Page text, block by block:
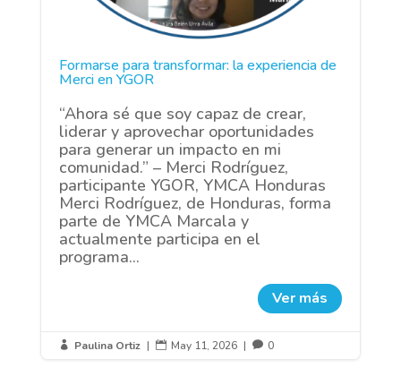
Formarse para transformar: la experiencia de
Merci en YGOR
“Ahora sé que soy capaz de crear,
liderar y aprovechar oportunidades
para generar un impacto en mi
comunidad.” – Merci Rodríguez,
participante YGOR, YMCA Honduras
Merci Rodríguez, de Honduras, forma
parte de YMCA Marcala y
actualmente participa en el
programa...
Ver más
 Paulina Ortiz |  May 11, 2026 |  0